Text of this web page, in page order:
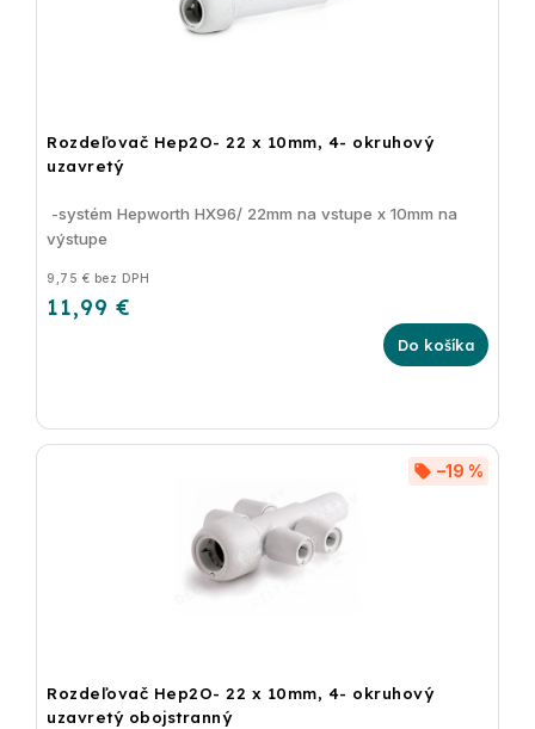
Rozdeľovač Hep2O- 22 x 10mm, 4- okruhový
uzavretý
9,75 € bez DPH
11,99 €
Do košíka
-systém Hepworth HX96/ 22mm na vstupe x 10mm na
výstupe
Rozdeľovač Hep2O- 22 x 10mm, 4- okruhový
uzavretý obojstranný
–19 %